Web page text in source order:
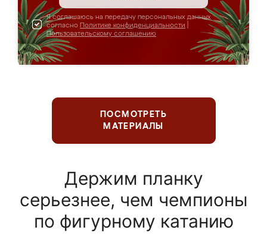
Я соглашаюсь на передачу персональных данных
согласно Политике конфиденциальности
Пользовательскому соглашению
ПОСМОТРЕТЬ
МАТЕРИАЛЫ
Держим планку
серьезнее, чем чемпионы
по фигурному катанию